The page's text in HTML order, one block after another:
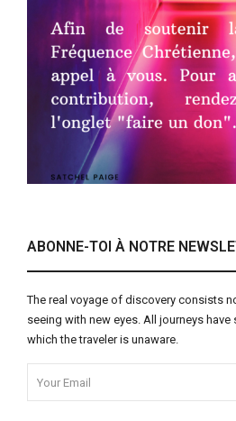
ABONNE-TOI À NOTRE
The real voyage of discovery consists
seeing with new eyes. All journeys
which the traveler is unaware.